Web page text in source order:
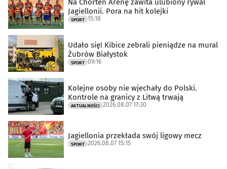
Na Chorten Arenę zawita ulubiony rywal
Jagiellonii. Pora na hit kolejki
SPORT 15:18
Udało się! Kibice zebrali pieniądze na mural
Żubrów Białystok
SPORT 09:16
Kolejne osoby nie wjechały do Polski.
Kontrole na granicy z Litwą trwają
AKTUALNOŚCI 2026.08.07 17:30
Jagiellonia przekłada swój ligowy mecz
SPORT 2026.08.07 15:15